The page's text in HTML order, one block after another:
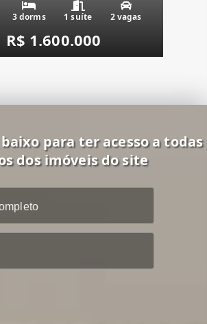
3 dorms 1 suíte 2 vagas
R$ 1.600.000
para ter acesso a todas
dos imóveis do site